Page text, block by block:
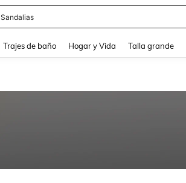
Sandalias
Trajes de baño Hogar y Vida Talla grande